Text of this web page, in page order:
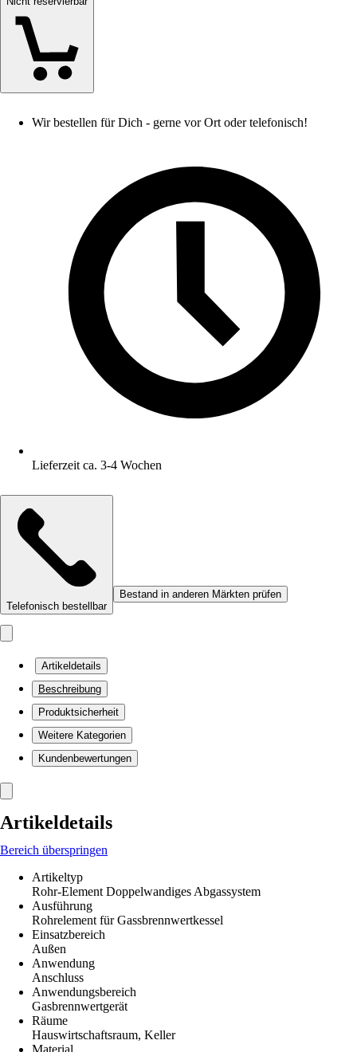
Wir bestellen für Dich - gerne vor Ort oder telefonisch!
Lieferzeit ca. 3-4 Wochen
Telefonisch bestellbar
Bestand in anderen Märkten prüfen
Artikeldetails
Beschreibung
Produktsicherheit
Weitere Kategorien
Kundenbewertungen
Artikeldetails
Bereich überspringen
Artikeltyp
Rohr-Element Doppelwandiges Abgassystem
Ausführung
Rohrelement für Gassbrennwertkessel
Einsatzbereich
Außen
Anwendung
Anschluss
Anwendungsbereich
Gasbrennwertgerät
Räume
Hauswirtschaftsraum, Keller
Material